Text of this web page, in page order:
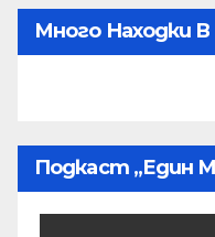
Много Находки В
Подкаст „Един